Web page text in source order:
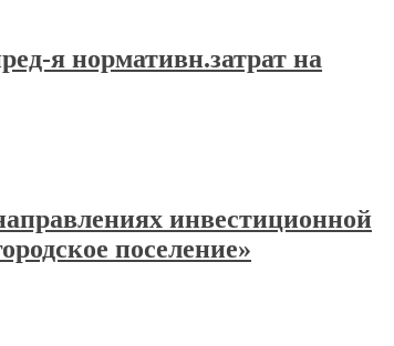
я нормативн.затрат на
инвестиционной
поселение»